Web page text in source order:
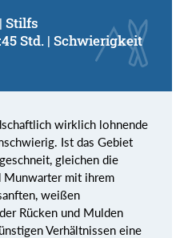
Stilfs
Std. | Schwierigkeit
wirklich lohnende
Ist das Gebiet
gleichen die
Munwarter mit ihrem
weißen
Rücken und Mulden
Verhältnissen eine